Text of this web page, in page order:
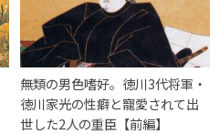
無類の男色嗜好。徳川3代将軍・
徳川家光の性癖と寵愛されて出
世した2人の重臣【前編】